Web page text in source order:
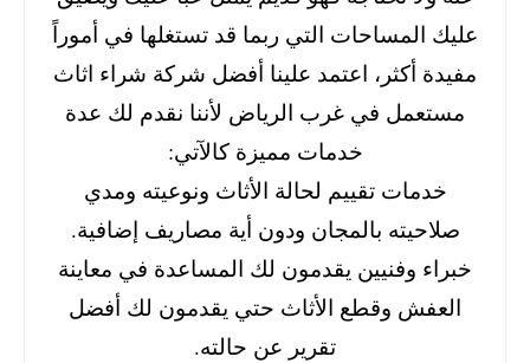
عليك المساحات التي ربما قد تستغلها في أموراً
مفيدة أكثر، اعتمد علينا أفضل شركة شراء اثاث
مستعمل في غرب الرياض لأننا نقدم لك عدة
خدمات مميزة كالآتي:
خدمات تقييم لحالة الأثاث ونوعيته ومدي
صلاحيته بالمجان ودون أية مصاريف إضافية.
خبراء وفنيين يقدمون لك المساعدة في معاينة
العفش وقطع الأثاث حتي يقدمون لك أفضل
تقرير عن حالته.